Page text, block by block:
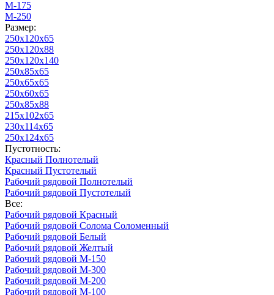
М-175
М-250
Размер:
250х120х65
250х120х88
250х120х140
250х85х65
250х65х65
250х60х65
250х85х88
215х102х65
230х114х65
250х124х65
Пустотность:
Красный Полнотелый
Красный Пустотелый
Рабочий рядовой Полнотелый
Рабочий рядовой Пустотелый
Все:
Рабочий рядовой Красный
Рабочий рядовой Солома Соломенный
Рабочий рядовой Белый
Рабочий рядовой Желтый
Рабочий рядовой М-150
Рабочий рядовой М-300
Рабочий рядовой М-200
Рабочий рядовой М-100